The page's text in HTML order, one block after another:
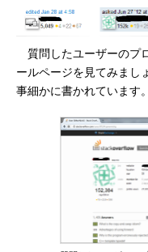
質問したユーザーのプ
ールページを見てみまし
事細かに書かれています。